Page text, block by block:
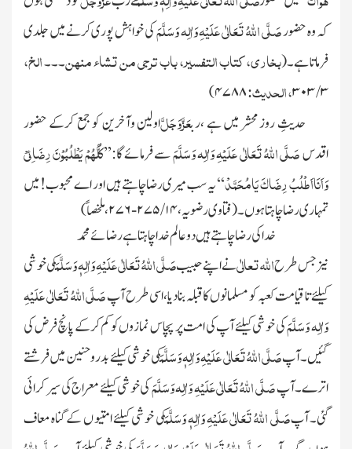
کہ وہ حضورصَلَّی اللہُ تَعَالٰی عَلَیْہِ وَاٰلِہ وَسَلَّمَکی خواہش پوری کرنے میں جلدی
فرماتا ہے۔(بخاری، کتاب التفسیر، باب ترجی من تشاء منہن۔۔۔الخ،
۳ / ۳۰۳، الحدیث:۴۷۸۸)
حدیثِ روز محشر میں ہے ،ربعَزَّوَجَلَّاولین وآخرین کو جمع کرکے حضور
اقدسصَلَّی اللہُ تَعَالٰی عَلَیْہِ وَاٰلِہ وَسَلَّمَسے فرمائے گا:’’کُلُّھُمْ یَطْلُبُوْنَ رِضَائِیْ
وَاَنَااَطْلُبُ رِضَاکَ یَامُحَمَّدْ‘‘ یہ سب میری رضاچاہتے ہیں اور اے محبوب! میں
تمہاری رضا چاہتا ہوں۔(فتاوی رضویہ،۱۴ / ۲۷۵-۲۷۶
، ملخصاً)
خدا کی رضا چاہتے ہیں دو عالم خدا چاہتا ہے رضائے محمد
نیز جس طرحاللہ تعالٰینے اپنے حبیبصَلَّی اللہُ تَعَالٰی عَلَیْہِ وَاٰلِہٖ وَسَلَّمَکی خوشی
کیلئے تا قیامت کعبہ کو مسلمانوں کاقبلہ بنادیا،اسی طرح آپصَلَّی اللہُ تَعَالٰی عَلَیْہِ
وَاٰلِہ وَسَلَّمَکی خوشی کیلئے آپ کی امت پر پچاس نمازوں کو کم کرکے پانچ فرض کی
گئیں۔ آپصَلَّی اللہُ تَعَالٰی عَلَیْہِ وَاٰلِہٖ وَسَلَّمَکی خوشی کیلئے بدر و حنین میں فرشتے
اترے۔ آپصَلَّی اللہُ تَعَالٰی عَلَیْہِ وَاٰلِہ وَسَلَّمَکی خوشی کیلئے معراج کی سیر کرائی
گئی۔ آپصَلَّی اللہُ تَعَالٰی عَلَیْہِ وَاٰلِہٖ وَسَلَّمَکی خوشی کیلئے امتیو ں کے گناہ معاف